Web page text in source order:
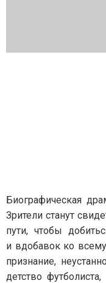
Биографическая
Зрители станут
пути, чтобы
и вдобавок ко
признание,
детство